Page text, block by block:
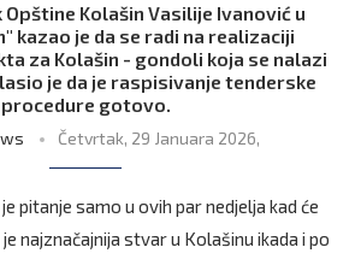
Kolašin Vasilije Ivanović u
kazao je da se radi na realizaciji
za Kolašin - gondoli koja se nalazi
je da je raspisivanje tenderske
procedure gotovo.
Četvrtak, 29 Januara 2026,
pitanje samo u ovih par nedjelja kad će
najznačajnija stvar u Kolašinu ikada i po